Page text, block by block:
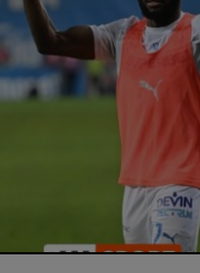
Stranieri
Clasamente